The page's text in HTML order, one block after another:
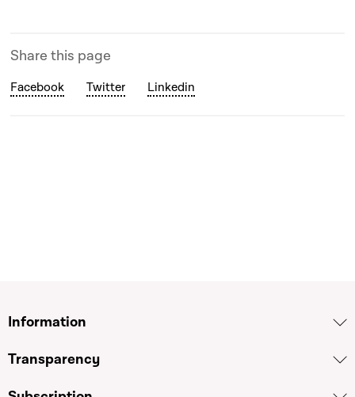
Share this page
Facebook Twitter Linkedin
Information
Transparency